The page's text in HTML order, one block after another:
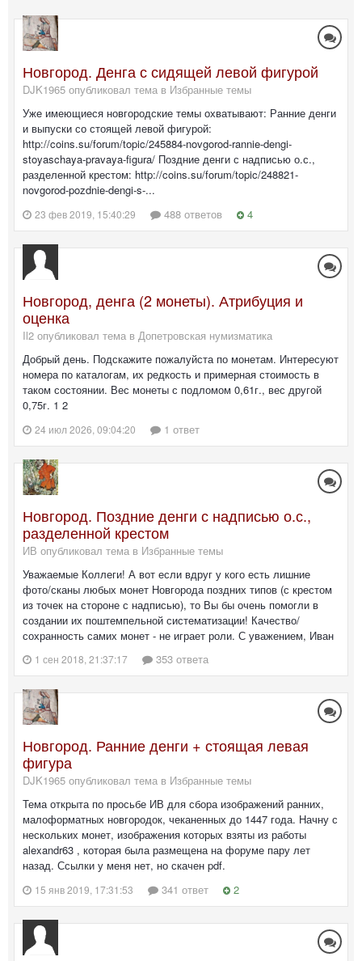
Новгород. Денга с сидящей левой фигурой
DJK1965 опубликовал тема в Избранные темы
Уже имеющиеся новгородские темы охватывают: Ранние денги
и выпуски со стоящей левой фигурой:
http://coins.su/forum/topic/245884-novgorod-rannie-dengi-
stoyaschaya-pravaya-figura/ Поздние денги с надписью о.с.,
разделенной крестом: http://coins.su/forum/topic/248821-
novgorod-pozdnie-dengi-s-...
23 фев 2019, 15:40:29 488 ответов 4
Новгород, денга (2 монеты). Атрибуция и
оценка
Il2 опубликовал тема в Допетровская нумизматика
Добрый день. Подскажите пожалуйста по монетам. Интересуют
номера по каталогам, их редкость и примерная стоимость в
таком состоянии. Вес монеты с подломом 0,61г., вес другой
0,75г. 1 2
24 июл 2026, 09:04:20 1 ответ
Новгород. Поздние денги с надписью о.с.,
разделенной крестом
ИВ опубликовал тема в Избранные темы
Уважаемые Коллеги! А вот если вдруг у кого есть лишние
фото/сканы любых монет Новгорода поздних типов (с крестом
из точек на стороне с надписью), то Вы бы очень помогли в
создании их поштемпельной систематизации! Качество/
сохранность самих монет - не играет роли. С уважением, Иван
1 сен 2018, 21:37:17 353 ответа
Новгород. Ранние денги + стоящая левая
фигура
DJK1965 опубликовал тема в Избранные темы
Тема открыта по просьбе ИВ для сбора изображений ранних,
малоформатных новгородок, чеканенных до 1447 года. Начну с
нескольких монет, изображения которых взяты из работы
alexandr63 , которая была размещена на форуме пару лет
назад. Ссылки у меня нет, но скачен pdf.
15 янв 2019, 17:31:53 341 ответ 2